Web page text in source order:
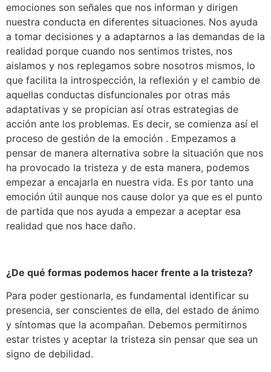
emociones son señales que nos informan y dirigen
nuestra conducta en diferentes situaciones. Nos ayuda
a tomar decisiones y a adaptarnos a las demandas de la
realidad porque cuando nos sentimos tristes, nos
aislamos y nos replegamos sobre nosotros mismos, lo
que facilita la introspección, la reflexión y el cambio de
aquellas conductas disfuncionales por otras más
adaptativas y se propician así otras estrategias de
acción ante los problemas. Es decir, se comienza así el
proceso de gestión de la emoción . Empezamos a
pensar de manera alternativa sobre la situación que nos
ha provocado la tristeza y de esta manera, podemos
empezar a encajarla en nuestra vida. Es por tanto una
emoción útil aunque nos cause dolor ya que es el punto
de partida que nos ayuda a empezar a aceptar esa
realidad que nos hace daño.
¿De qué formas podemos hacer frente a la tristeza?
Para poder gestionarla, es fundamental identificar su
presencia, ser conscientes de ella, del estado de ánimo
y síntomas que la acompañan. Debemos permitirnos
estar tristes y aceptar la tristeza sin pensar que sea un
signo de debilidad.